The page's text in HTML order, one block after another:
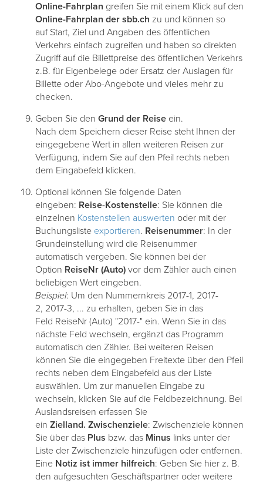
Online-Fahrplan greifen Sie mit einem Klick auf den
Online-Fahrplan der sbb.ch zu und können so
auf Start, Ziel und Angaben des öffentlichen
Verkehrs einfach zugreifen und haben so direkten
Zugriff auf die Billettpreise des öffentlichen Verkehrs
z.B. für Eigenbelege oder Ersatz der Auslagen für
Billette oder Abo-Angebote und vieles mehr zu
checken.
Geben Sie den Grund der Reise ein.
Nach dem Speichern dieser Reise steht Ihnen der
eingegebene Wert in allen weiteren Reisen zur
Verfügung, indem Sie auf den Pfeil rechts neben
dem Eingabefeld klicken.
Optional können Sie folgende Daten
eingeben: Reise-Kostenstelle: Sie können die
einzelnen Kostenstellen auswerten oder mit der
Buchungsliste exportieren. Reisenummer: In der
Grundeinstellung wird die Reisenummer
automatisch vergeben. Sie können bei der
Option ReiseNr (Auto) vor dem Zähler auch einen
beliebigen Wert eingeben.
Beispiel: Um den Nummernkreis 2017-1, 2017-
2, 2017-3, ... zu erhalten, geben Sie in das
Feld ReiseNr (Auto) "2017-" ein. Wenn Sie in das
nächste Feld wechseln, ergänzt das Programm
automatisch den Zähler. Bei weiteren Reisen
können Sie die eingegeben Freitexte über den Pfeil
rechts neben dem Eingabefeld aus der Liste
auswählen. Um zur manuellen Eingabe zu
wechseln, klicken Sie auf die Feldbezeichnung. Bei
Auslandsreisen erfassen Sie
ein Zielland. Zwischenziele: Zwischenziele können
Sie über das Plus bzw. das Minus links unter der
Liste der Zwischenziele hinzufügen oder entfernen.
Eine Notiz ist immer hilfreich: Geben Sie hier z. B.
den aufgesuchten Geschäftspartner oder weitere